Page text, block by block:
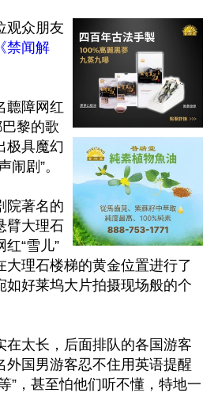
观众朋友
《禁闻解
聼障网红
巴黎的歌
极具魔幻
闹剧”。
院著名的
大理石
“雪儿”
大理石楼梯的黄金位置进行了
如好莱坞大片拍摄现场般的个
在太长，后面排队的各国游客
外国男游客忍不住用英语提醒
”，甚至怕他们听不懂，特地一